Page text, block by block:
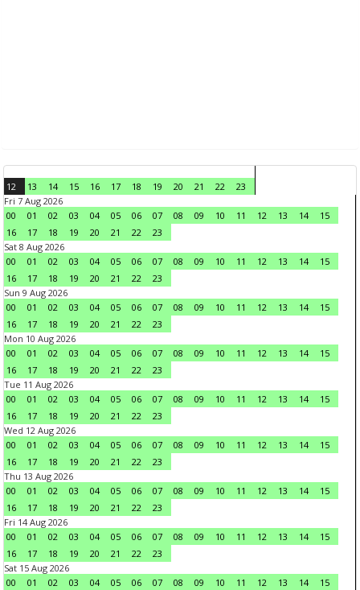
12 13 14 15 16 17 18 19 20 21 22
23
Fri 7 Aug 2026
00
01 02 03 04 05 06 07 08 09 10 11 12 13 14
15
16
17 18 19 20 21 22
23
Sat 8 Aug 2026
00
01 02 03 04 05 06 07 08 09 10 11 12 13 14
15
16
17 18 19 20 21 22
23
Sun 9 Aug 2026
00
01 02 03 04 05 06 07 08 09 10 11 12 13 14
15
16
17 18 19 20 21 22
23
Mon 10 Aug 2026
00
01 02 03 04 05 06 07 08 09 10 11 12 13 14
15
16
17 18 19 20 21 22
23
Tue 11 Aug 2026
00
01 02 03 04 05 06 07 08 09 10 11 12 13 14
15
16
17 18 19 20 21 22
23
Wed 12 Aug 2026
00
01 02 03 04 05 06 07 08 09 10 11 12 13 14
15
16
17 18 19 20 21 22
23
Thu 13 Aug 2026
00
01 02 03 04 05 06 07 08 09 10 11 12 13 14
15
16
17 18 19 20 21 22
23
Fri 14 Aug 2026
00
01 02 03 04 05 06 07 08 09 10 11 12 13 14
15
16
17 18 19 20 21 22
23
Sat 15 Aug 2026
00
01 02 03 04 05 06 07 08 09 10 11 12 13 14 15